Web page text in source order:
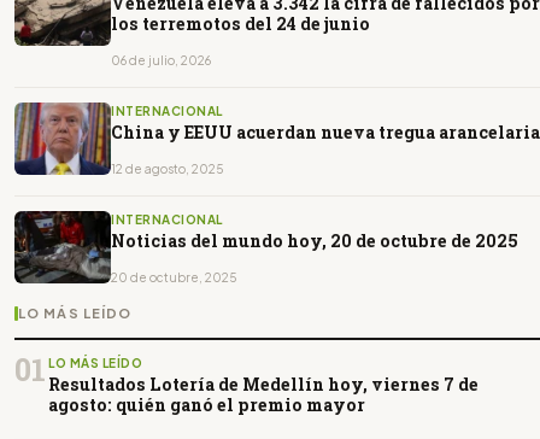
los terremotos del 24 de junio
06 de julio, 2026
INTERNACIONAL
China y EEUU acuerdan nueva tregua arancelaria
12 de agosto, 2025
INTERNACIONAL
Noticias del mundo hoy, 20 de octubre de 2025
20 de octubre, 2025
LO MÁS LEÍDO
01 LO MÁS LEÍDO
Resultados Lotería de Medellín hoy, viernes 7 de
agosto: quién ganó el premio mayor